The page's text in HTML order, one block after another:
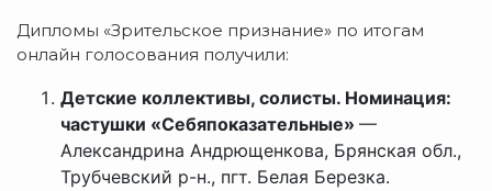
Дипломы «Зрительское признание» по итогам
онлайн голосования получили:
Детские коллективы, солисты. Номинация:
частушки «Себяпоказательные» —
Александрина Андрющенкова, Брянская обл.,
Трубчевский р-н., пгт. Белая Березка.